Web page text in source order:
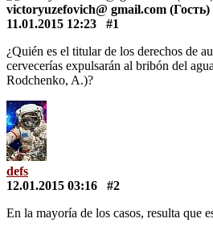
victoryuzefovich@ gmail.com (Гость)
11.01.2015 12:23
#1
¿Quién es el titular de los derechos de
cervecerías expulsarán al bribón del
Rodchenko, A.)?
defs
12.01.2015 03:16
#2
En la mayoría de los casos, resulta que